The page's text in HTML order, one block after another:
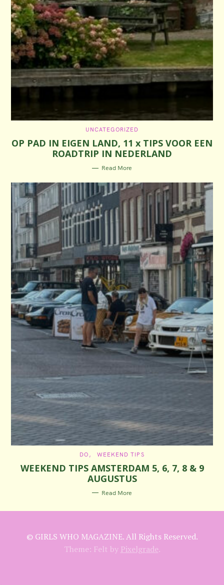
C
T
E
O
R
I
S
UNCATEGORIZED
OP PAD IN EIGEN LAND, 11 x TIPS VOOR EEN
ROADTRIP IN NEDERLAND
Read More
C
T
E
G
O
R
I
DO WEEKEND TIPS
WEEKEND TIPS AMSTERDAM 5, 6, 7, 8 & 9
AUGUSTUS
Read More
© GIRLS WHO MAGAZINE. All Rights Reserved.
Theme: Felt by Pixelgrade.